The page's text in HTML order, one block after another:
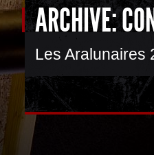
ARCHIVE:
Les Aralunaires